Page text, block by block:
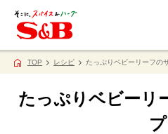
TOP レシピ たっぷりベビーリーフの
たっぷりベビーリ
プ